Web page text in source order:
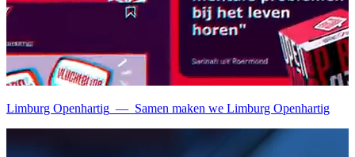
Limburg Openhartig — Samen maken we Limburg Openhartig